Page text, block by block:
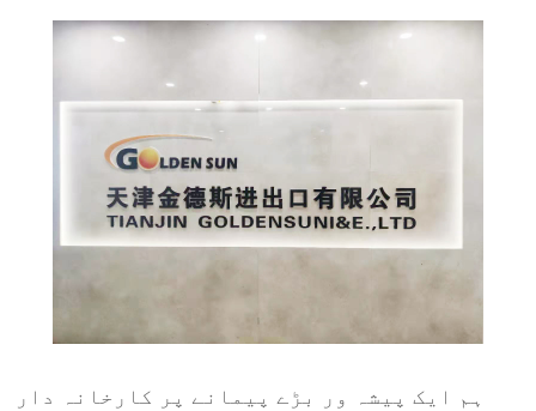
ہم ایک پیشہ ور بڑے پیمانے پر کارخانہ دار